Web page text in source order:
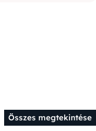
Összes megtekintése